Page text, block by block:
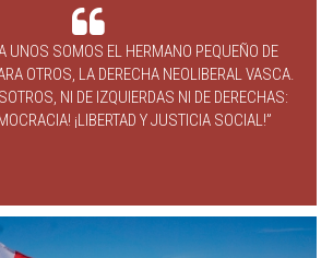
UNOS SOMOS EL HERMANO PEQUEÑO DE
OTROS, LA DERECHA NEOLIBERAL VASCA.
NI DE IZQUIERDAS NI DE DERECHAS:
¡LIBERTAD Y JUSTICIA SOCIAL!”